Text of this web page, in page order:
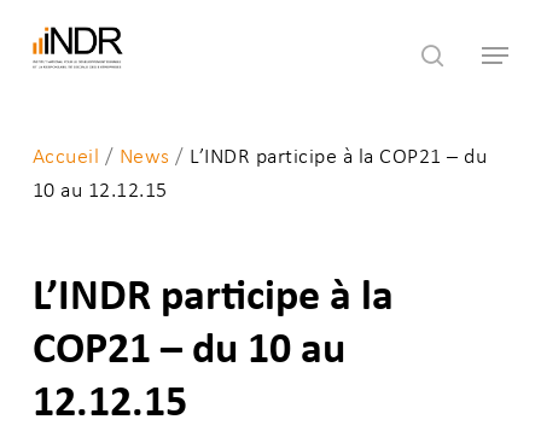
search
Menu
Accueil / News / L’INDR participe à la COP21 – du
10 au 12.12.15
L’INDR participe à la
COP21 – du 10 au
12.12.15